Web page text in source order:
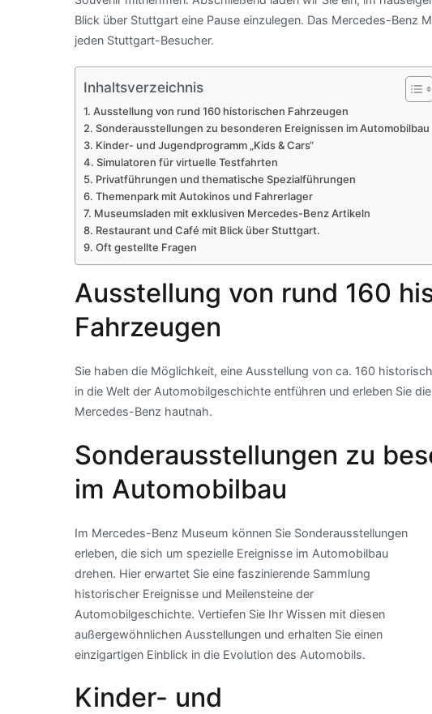
Blick über Stuttgart eine Pause einzulegen. Das Mercedes-Benz
jeden Stuttgart-Besucher.
Inhaltsverzeichnis
Ausstellung von rund 160 historischen Fahrzeugen
Sonderausstellungen zu besonderen Ereignissen im Automobilbau
Kinder- und Jugendprogramm „Kids & Cars“
Simulatoren für virtuelle Testfahrten
Privatführungen und thematische Spezialführungen
Themenpark mit Autokinos und Fahrerlager
Museumsladen mit exklusiven Mercedes-Benz Artikeln
Restaurant und Café mit Blick über Stuttgart.
Oft gestellte Fragen
Ausstellung von rund 160
Fahrzeugen
Sie haben die Möglichkeit, eine Ausstellung von ca. 160
in die Welt der Automobilgeschichte entführen und erleben Sie
Mercedes-Benz hautnah.
Sonderausstellungen zu
im Automobilbau
Im Mercedes-Benz Museum können Sie Sonderausstellungen
erleben, die sich um spezielle Ereignisse im Automobilbau
drehen. Hier erwartet Sie eine faszinierende Sammlung
historischer Ereignisse und Meilensteine der
Automobilgeschichte. Vertiefen Sie Ihr Wissen mit diesen
außergewöhnlichen Ausstellungen und erhalten Sie einen
einzigartigen Einblick in die Evolution des Automobils.
Kinder- und